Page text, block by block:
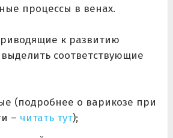
процессы в венах.
к развитию
соответствующие
(подробнее о варикозе при
– читать тут);